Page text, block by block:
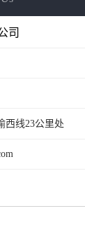
司
西线23公里处